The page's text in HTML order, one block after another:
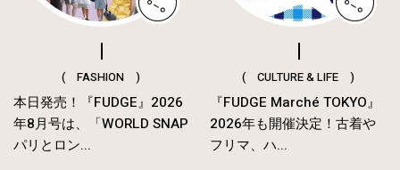
( FASHION )
本日発売！『FUDGE』2026
年8月号は、「WORLD SNAP
パリとロン...
( CULTURE & LIFE )
『FUDGE Marché TOKYO』
2026年も開催決定！古着や
フリマ、ハ...